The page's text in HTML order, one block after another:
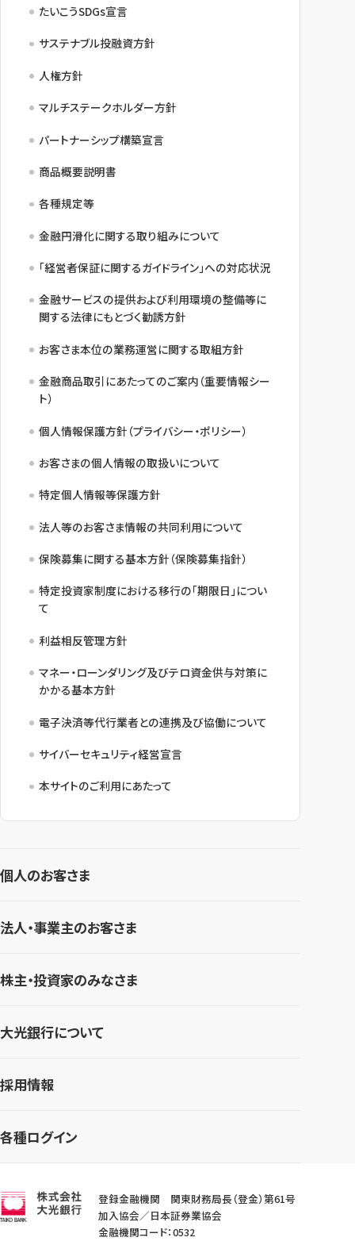
たいこうSDGs宣言
サステナブル投融資方針
人権方針
マルチステークホルダー方針
パートナーシップ構築宣言
商品概要説明書
各種規定等
金融円滑化に関する取り組みについて
「経営者保証に関するガイドライン」への対応状況
金融サービスの提供および利用環境の整備等に
関する法律にもとづく勧誘方針
お客さま本位の業務運営に関する取組方針
金融商品取引にあたってのご案内（重要情報シー
ト）
個人情報保護方針（プライバシー・ポリシー）
お客さまの個人情報の取扱いについて
特定個人情報等保護方針
法人等のお客さま情報の共同利用について
保険募集に関する基本方針（保険募集指針）
特定投資家制度における移行の「期限日」につい
て
利益相反管理方針
マネー・ローンダリング及びテロ資金供与対策に
かかる基本方針
電子決済等代行業者との連携及び協働について
サイバーセキュリティ経営宣言
本サイトのご利用にあたって
個人のお客さま
法人・事業主のお客さま
株主・投資家のみなさま
大光銀行について
採用情報
各種ログイン
登録金融機関 関東財務局長（登金）第61号
加入協会／日本証券業協会
金融機関コード：0532